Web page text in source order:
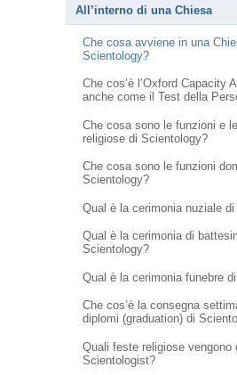
All’interno di una Chiesa
Che cosa avviene in una
Scientology?
Che cos’è l’Oxford Capacity
anche come il Test della
Che cosa sono le funzioni e
religiose di Scientology?
Che cosa sono le funzioni
Scientology?
Qual è la cerimonia nuziale
Qual è la cerimonia di
Scientology?
Qual è la cerimonia funebre
Che cos’è la consegna
diplomi (graduation) di
Quali feste religiose vengono
Scientologist?